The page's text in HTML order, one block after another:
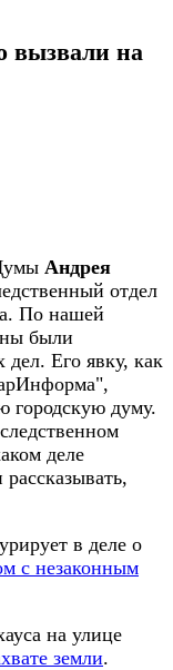
вызвали на
Андрея
отдел
По нашей
были
дел. Его явку, как
городскую думу.
деле
в деле о
с незаконным
на улице
земли.